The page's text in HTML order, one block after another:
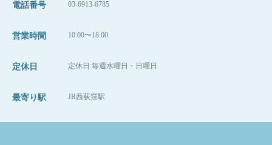
電話番号 03-6913-6785
営業時間 10:00〜18:00
定休日 定休日 毎週水曜日・日曜日
最寄り駅 JR西荻窪駅